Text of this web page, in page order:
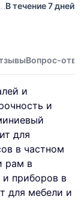
В течение 7 дней
Вопрос-
и
и
для
в частном
рам в
приборов в
для мебели и